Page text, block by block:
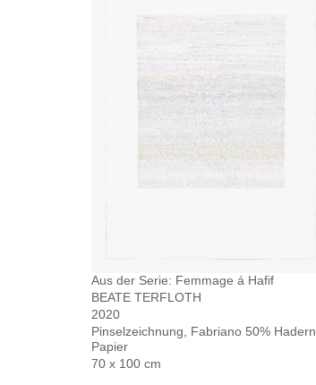
Aus der Serie: Femmage á Hafif
BEATE TERFLOTH
2020
Pinselzeichnung, Fabriano 50% Hadern
Papier
70 x 100 cm